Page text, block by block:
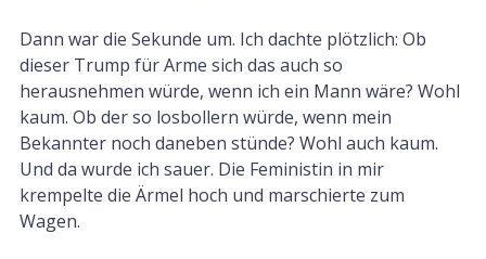
Dann war die Sekunde um. Ich dachte plötzlich: Ob
dieser Trump für Arme sich das auch so
herausnehmen würde, wenn ich ein Mann wäre? Wohl
kaum. Ob der so losbollern würde, wenn mein
Bekannter noch daneben stünde? Wohl auch kaum.
Und da wurde ich sauer. Die Feministin in mir
krempelte die Ärmel hoch und marschierte zum
Wagen.